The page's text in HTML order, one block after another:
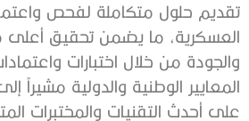
تقديم حلول متكاملة لفحص
العسكرية، ما يضمن تحقيق أعلى
والجودة من خلال اختبارات
المعايير الوطنية والدولية مشيراً
على أحدث التقنيات والمختبرات